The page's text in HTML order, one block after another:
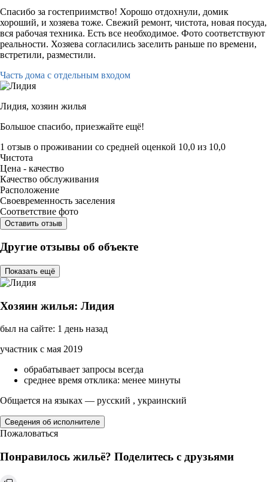
Спасибо за гостеприимство! Хорошо отдохнули, домик
хороший, и хозяева тоже. Свежий ремонт, чистота, новая посуда,
вся рабочая техника. Есть все необходимое. Фото соответствуют
реальности. Хозяева согласились заселить раньше по времени,
встретили, разместили.
Часть дома с отдельным входом
Лидия, хозяин жилья
Большое спасибо, приезжайте ещё!
1 отзыв о проживании со средней оценкой 10,0 из 10,0
Чистота
Цена - качество
Качество обслуживания
Расположение
Своевременность заселения
Соответствие фото
Оставить отзыв
Другие отзывы об объекте
Показать ещё
Хозяин жилья: Лидия
был на сайте: 1 день назад
участник с мая 2019
обрабатывает запросы всегда
среднее время отклика: менее минуты
Общается на языках — русский , украинский
Сведения об исполнителе
Пожаловаться
Понравилось жильё? Поделитесь с друзьями